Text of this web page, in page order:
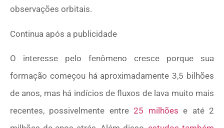
observações orbitais.
Continua após a publicidade
O interesse pelo fenômeno cresce porque sua
formação começou há aproximadamente 3,5 bilhões
de anos, mas há indícios de fluxos de lava muito mais
recentes, possivelmente entre25 milhões e até 2